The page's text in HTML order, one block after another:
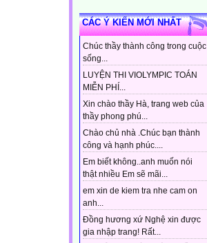
CÁC Ý KIẾN MỚI NHẤT
Chúc thầy thành công trong cuộc
sống...
LUYỆN THI VIOLYMPIC TOÁN
MIỄN PHÍ...
Xin chào thầy Hà, trang web của
thầy phong phú...
Chào chủ nhà .Chúc bạn thành
công và hạnh phúc....
Em biết không..anh muốn nói
thật nhiều Em sẽ mãi...
em xin de kiem tra nhe cam on
anh...
Đồng hương xứ Nghệ xin được
gia nhập trang! Rất...